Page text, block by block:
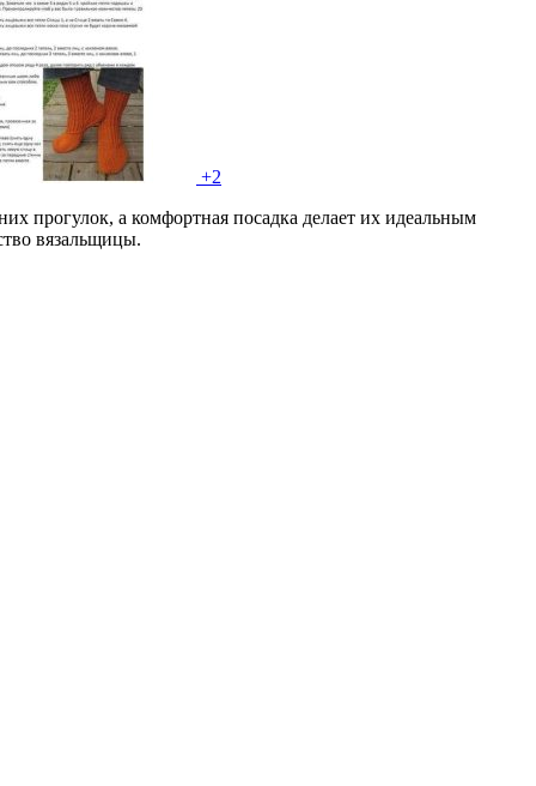
+2
прогулок, а комфортная посадка делает их идеальным
вязальщицы.